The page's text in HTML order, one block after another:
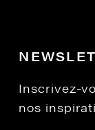
Inscrivez-
nos